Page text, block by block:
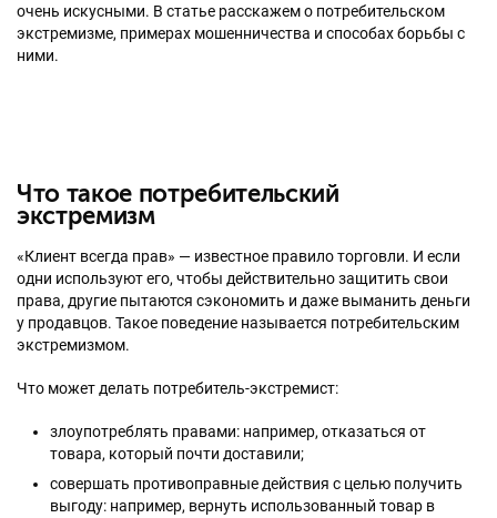
очень искусными. В статье расскажем о потребительском
экстремизме, примерах мошенничества и способах борьбы с
ними.
Что такое потребительский
экстремизм
«Клиент всегда прав» — известное правило торговли. И если
одни используют его, чтобы действительно защитить свои
права, другие пытаются сэкономить и даже выманить деньги
у продавцов. Такое поведение называется потребительским
экстремизмом.
Что может делать потребитель-экстремист:
злоупотреблять правами: например, отказаться от
товара, который почти доставили;
совершать противоправные действия с целью получить
выгоду: например, вернуть использованный товар в